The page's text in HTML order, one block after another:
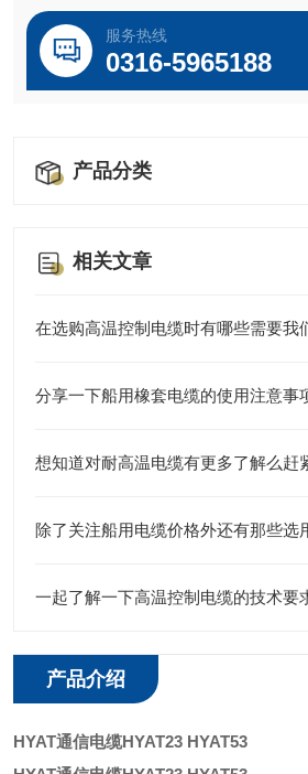
服务热线
0316-5965188
产品分类
相关文章
在选购高温控制电缆时有哪些需要我
分享一下船用橡套电缆的使用注意事
想知道对耐高温电缆有更多了解么赶
除了关注船用电缆价格外还有那些选
一起了解一下高温控制电缆的技术要
产品介绍
HYAT通信电缆HYAT23 HYAT53